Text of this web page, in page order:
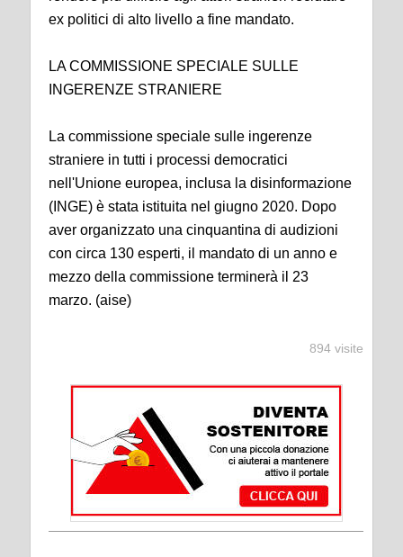
ex politici di alto livello a fine mandato.
LA COMMISSIONE SPECIALE SULLE
INGERENZE STRANIERE
La commissione speciale sulle ingerenze
straniere in tutti i processi democratici
nell'Unione europea, inclusa la disinformazione
(INGE) è stata istituita nel giugno 2020. Dopo
aver organizzato una cinquantina di audizioni
con circa 130 esperti, il mandato di un anno e
mezzo della commissione terminerà il 23
marzo. (aise)
894 visite